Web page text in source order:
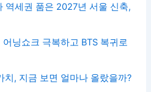
역세권 품은 2027년 서울 신축,
닝쇼크 극복하고 BTS 복귀로
치, 지금 보면 얼마나 올랐을까?